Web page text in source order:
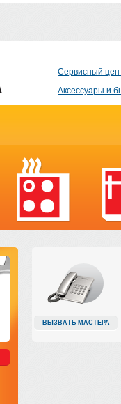
Сервисный
Аксессуары и
ВЫЗВАТЬ МАСТЕРА